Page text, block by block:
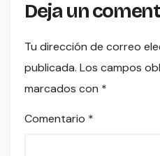
Deja un
Tu dirección de correo
publicada. Los campos
marcados con *
Comentario *